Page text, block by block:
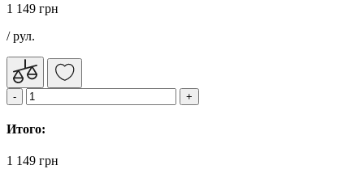
1 149 грн
/ рул.
Итого:
1 149 грн